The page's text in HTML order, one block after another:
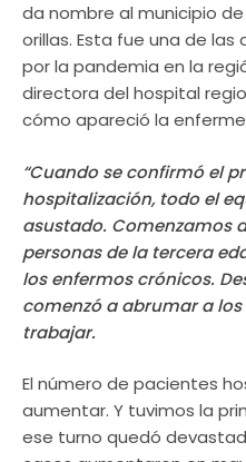
da nombre al municipio
orillas. Esta fue una de
por la pandemia en la
directora del hospital
cómo apareció la
“Cuando se confirmó el
hospitalización, todo el
asustado. Comenzamos
personas de la tercera
los enfermos crónicos.
comenzó a abrumar a
trabajar.
El número de pacientes
aumentar. Y tuvimos la
ese turno quedó